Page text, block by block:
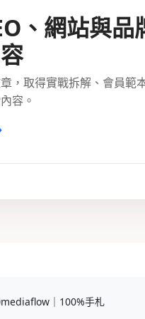
、網站與品
，取得實戰拆解、會員範
容。
｜100%手札